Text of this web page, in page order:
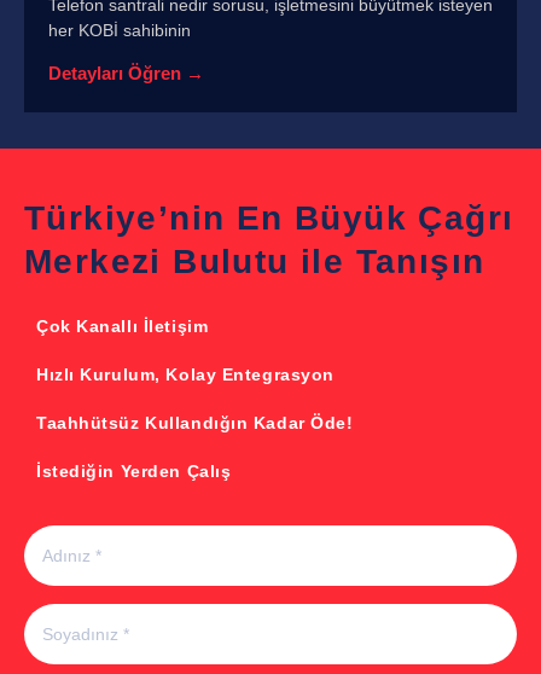
Telefon santrali nedir sorusu, işletmesini büyütmek isteyen
her KOBİ sahibinin
Detayları Öğren →
Türkiye’nin En Büyük Çağrı
Merkezi Bulutu ile Tanışın
Çok Kanallı İletişim
Hızlı Kurulum, Kolay Entegrasyon
Taahhütsüz Kullandığın Kadar Öde!
İstediğin Yerden Çalış